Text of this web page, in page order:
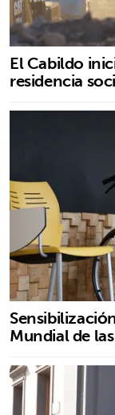
El Cabildo
residencia
Mundial de